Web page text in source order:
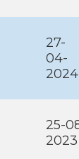
27-
04-
2024
25-
2023